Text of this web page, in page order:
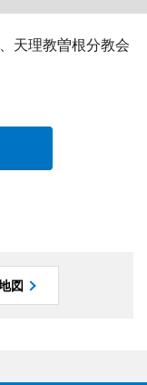
天理教曽根分教会
図